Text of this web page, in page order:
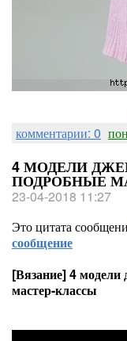
комментарии: 0
4 МОДЕЛИ
ПОДРОБНЫЕ
23-04-2018 11:27
Это цитата
сообщение
[Вязание] 4 модели
мастер-классы